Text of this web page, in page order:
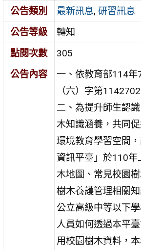
公告類別
最新訊息,研習訊息
公告等級
轉知
點閱次數
305
公告內容
一、依教育部114
（六）字第
二、為提升師生認
木知識涵養，共同
環境教育學習空間
資訊平臺」於110
木地圖、常見校園
樹木養護管理相關
公立高級中等以下
人員如何透過本平
用校園樹木資料，